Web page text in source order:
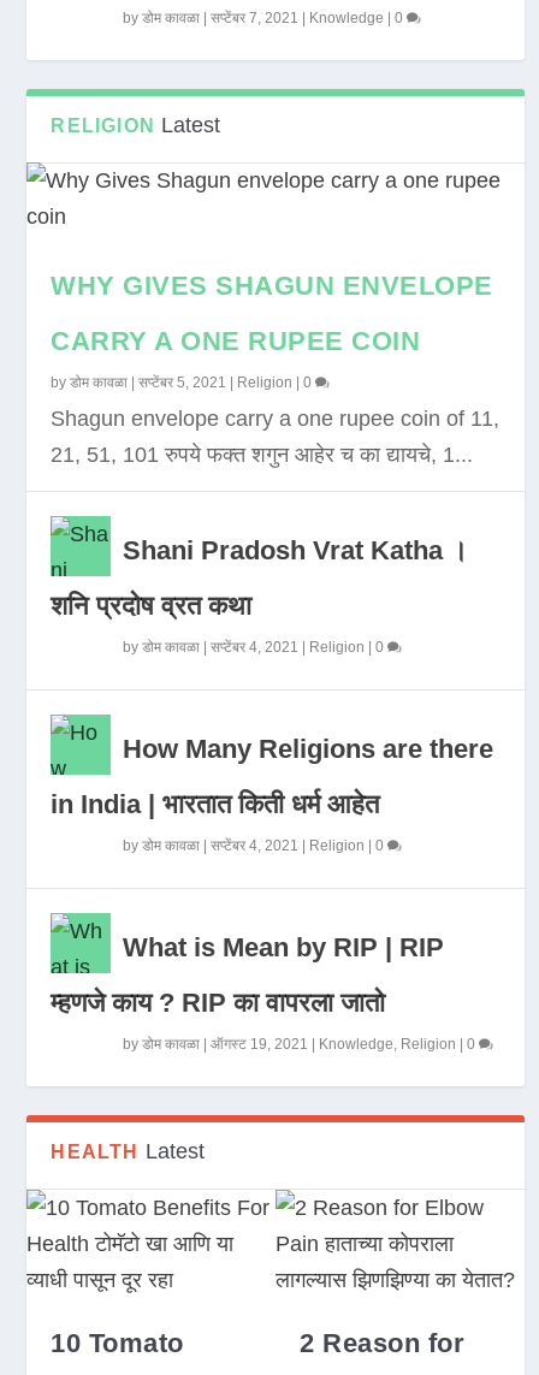
byडोम कावळा |सप्टेंबर 7, 2021 Knowledge |0
RELIGION Latest
WHY GIVES SHAGUN ENVELOPE
CARRY A ONE RUPEE COIN
byडोम कावळा |सप्टेंबर 5, 2021 Religion |0
Shagun envelope carry a one rupee coin of 11,
21, 51, 101 रुपये फक्त शगुन आहेर च का द्यायचे, 1...
Shani Pradosh Vrat Katha ।
शनि प्रदोष व्रत कथा
byडोम कावळा |सप्टेंबर 4, 2021 Religion |0
How Many Religions are there
in India | भारतात किती धर्म आहेत
byडोम कावळा |सप्टेंबर 4, 2021 Religion |0
What is Mean by RIP | RIP
म्हणजे काय ? RIP का वापरला जातो
byडोम कावळा |ऑगस्ट 19, 2021 Knowledge, Religion |0
HEALTH Latest
10 Tomato 2 Reason for